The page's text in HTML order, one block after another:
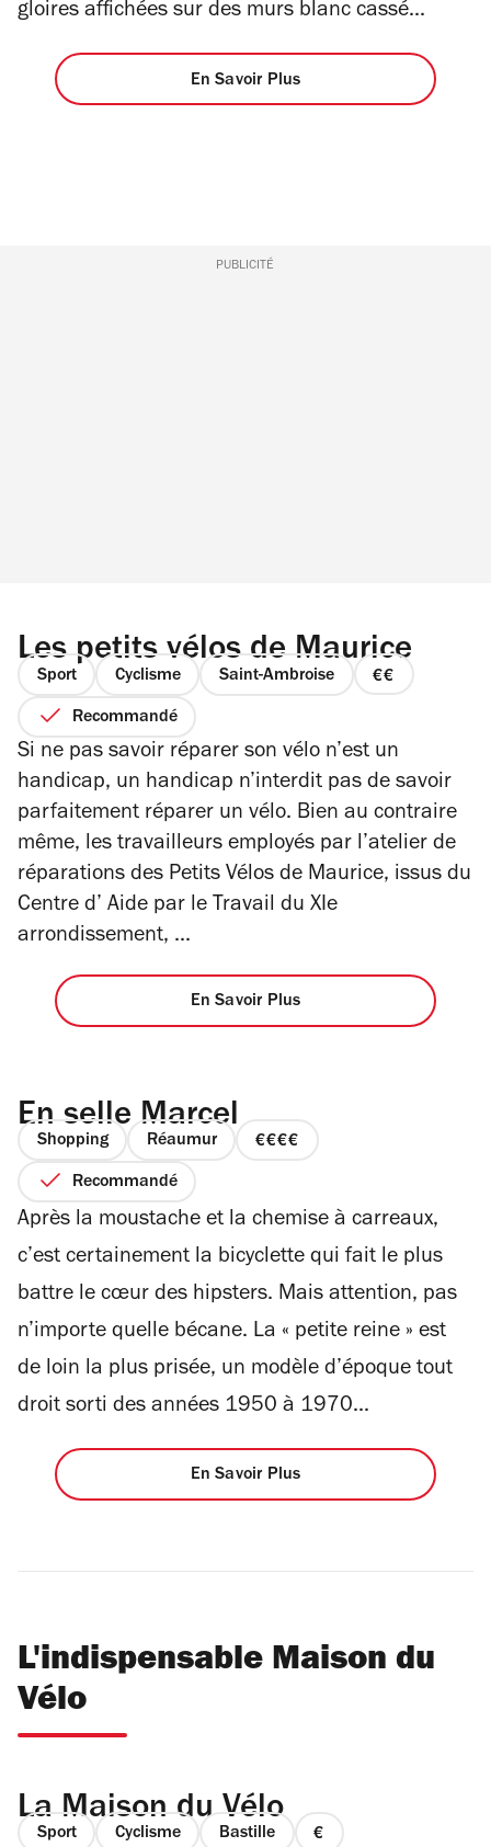
gloires affichées sur des murs blanc cassé...
En Savoir Plus
PUBLICITÉ
Les petits vélos de Maurice
Sport Cyclisme Saint-Ambroise
prix
Recommandé
Si ne pas savoir réparer son vélo n’est un
handicap, un handicap n’interdit pas de savoir
parfaitement réparer un vélo. Bien au contraire
même, les travailleurs employés par l’atelier de
réparations des Petits Vélos de Maurice, issus du
Centre d’ Aide par le Travail du XIe
arrondissement, ...
En Savoir Plus
En selle Marcel
Shopping Réaumur
prix
4
Recommandé
Après la moustache et la chemise à carreaux,
c’est certainement la bicyclette qui fait le plus
battre le cœur des hipsters. Mais attention, pas
n’importe quelle bécane. La « petite reine » est
de loin la plus prisée, un modèle d’époque tout
droit sorti des années 1950 à 1970...
En Savoir Plus
L'indispensable Maison du
Vélo
La Maison du Vélo
Sport Cyclisme Bastille